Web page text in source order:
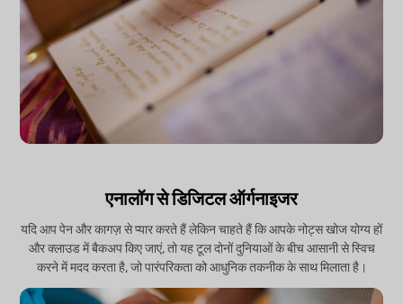
एनालॉग से डिजिटल ऑर्गनाइजर
यदि आप पेन और कागज़ से प्यार करते हैं लेकिन चाहते हैं कि आपके नोट्स खोज योग्य हों
और क्लाउड में बैकअप किए जाएं, तो यह टूल दोनों दुनियाओं के बीच आसानी से स्विच
करने में मदद करता है, जो पारंपरिकता को आधुनिक तकनीक के साथ मिलाता है।